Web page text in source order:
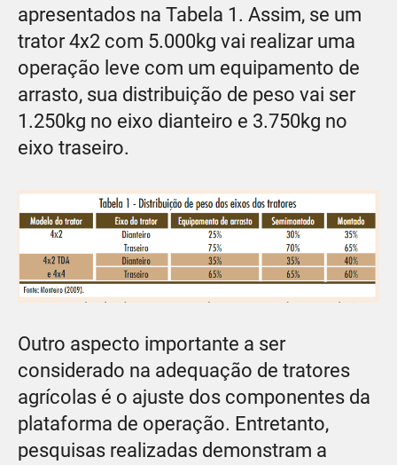
apresentados na Tabela 1. Assim, se um
trator 4x2 com 5.000kg vai realizar uma
operação leve com um equipamento de
arrasto, sua distribuição de peso vai ser
1.250kg no eixo dianteiro e 3.750kg no
eixo traseiro.
Outro aspecto importante a ser
considerado na adequação de tratores
agrícolas é o ajuste dos componentes da
plataforma de operação. Entretanto,
pesquisas realizadas demonstram a